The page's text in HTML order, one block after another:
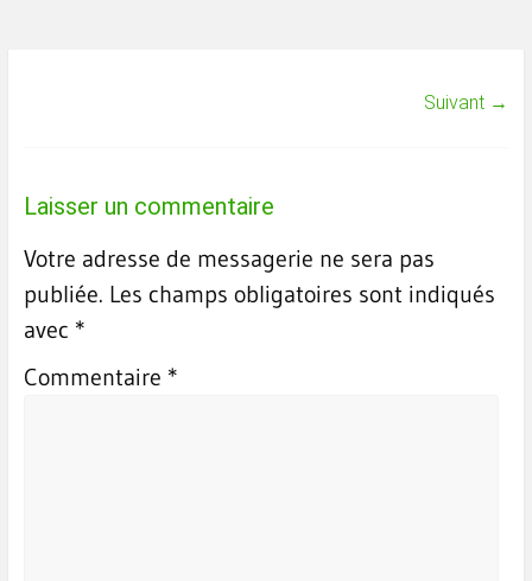
Suivant →
Laisser un commentaire
Votre adresse de messagerie ne sera pas
publiée. Les champs obligatoires sont indiqués
avec *
Commentaire *